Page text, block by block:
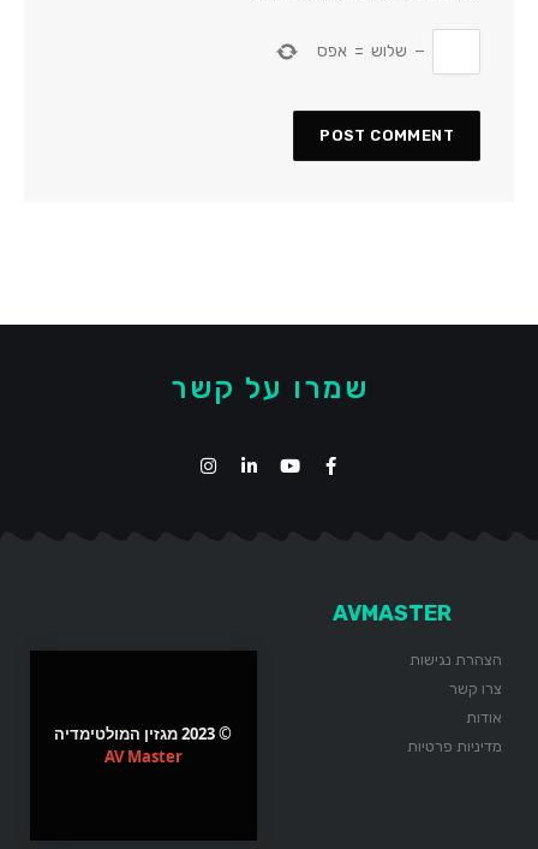
− שלוש = אפס
שמרו על קשר
AVMASTER
הצהרת נגישות
צרו קשר
אודות
מדיניות פרטיות
© 2023 מגזין המולטימדיה
AV Master